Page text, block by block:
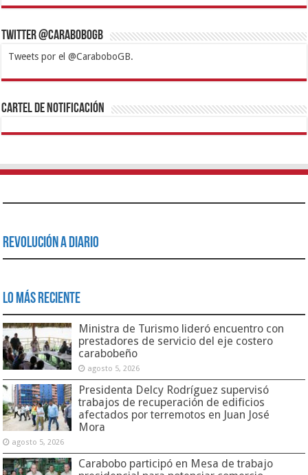
Twitter @CaraboboGB
Tweets por el @CaraboboGB.
1xbetBetturkeyBetistKralbetSupertotobetTipobetMatadorbetMariobet
https://mvbcasino.com/
Cartel de Notificación
Revolución a Diario
Lo Más Reciente
Ministra de Turismo lideró encuentro con
prestadores de servicio del eje costero
carabobeño
agosto 5, 2026
Presidenta Delcy Rodríguez supervisó
trabajos de recuperación de edificios
afectados por terremotos en Juan José
Mora
agosto 5, 2026
Carabobo participó en Mesa de trabajo